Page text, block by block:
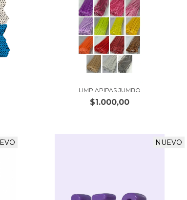
LIMPIAPIPAS JUMBO
$1.000,00
NUEVO